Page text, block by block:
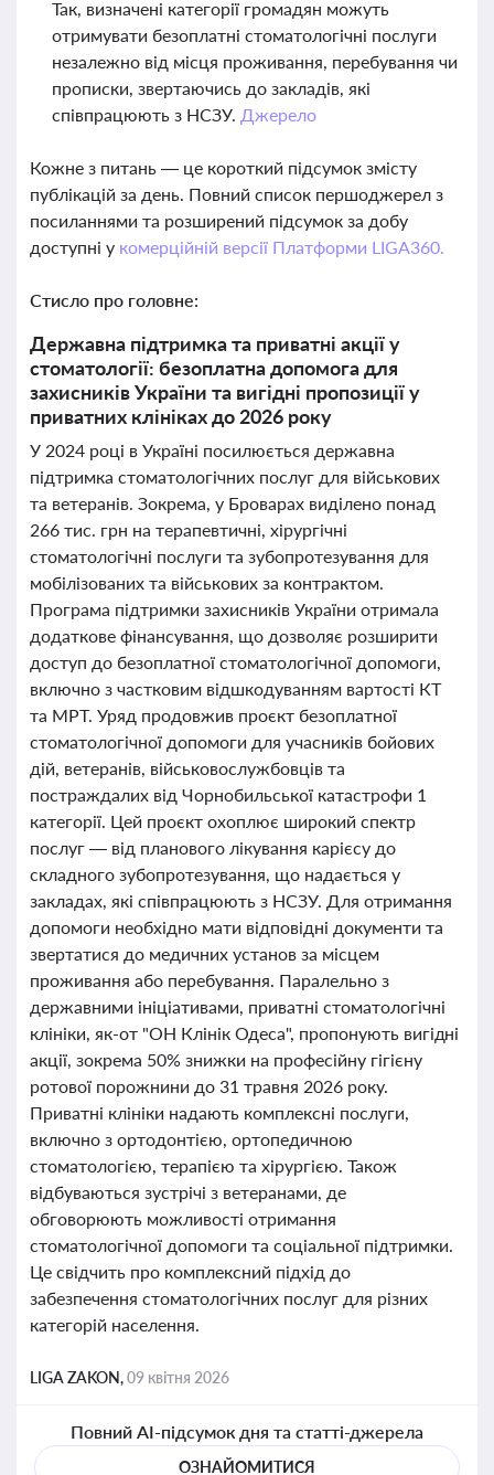
Так, визначені категорії громадян можуть
отримувати безоплатні стоматологічні послуги
незалежно від місця проживання, перебування чи
прописки, звертаючись до закладів, які
співпрацюють з НСЗУ. Джерело
Кожне з питань — це короткий підсумок змісту
публікацій за день. Повний список першоджерел з
посиланнями та розширений підсумок за добу
доступні у комерційній версії Платформи LIGA360.
Стисло про головне:
Державна підтримка та приватні акції у
стоматології: безоплатна допомога для
захисників України та вигідні пропозиції у
приватних клініках до 2026 року
У 2024 році в Україні посилюється державна
підтримка стоматологічних послуг для військових
та ветеранів. Зокрема, у Броварах виділено понад
266 тис. грн на терапевтичні, хірургічні
стоматологічні послуги та зубопротезування для
мобілізованих та військових за контрактом.
Програма підтримки захисників України отримала
додаткове фінансування, що дозволяє розширити
доступ до безоплатної стоматологічної допомоги,
включно з частковим відшкодуванням вартості КТ
та МРТ. Уряд продовжив проєкт безоплатної
стоматологічної допомоги для учасників бойових
дій, ветеранів, військовослужбовців та
постраждалих від Чорнобильської катастрофи 1
категорії. Цей проєкт охоплює широкий спектр
послуг — від планового лікування карієсу до
складного зубопротезування, що надається у
закладах, які співпрацюють з НСЗУ. Для отримання
допомоги необхідно мати відповідні документи та
звертатися до медичних установ за місцем
проживання або перебування. Паралельно з
державними ініціативами, приватні стоматологічні
клініки, як-от "ОН Клінік Одеса", пропонують вигідні
акції, зокрема 50% знижки на професійну гігієну
ротової порожнини до 31 травня 2026 року.
Приватні клініки надають комплексні послуги,
включно з ортодонтією, ортопедичною
стоматологією, терапією та хірургією. Також
відбуваються зустрічі з ветеранами, де
обговорюють можливості отримання
стоматологічної допомоги та соціальної підтримки.
Це свідчить про комплексний підхід до
забезпечення стоматологічних послуг для різних
категорій населення.
LIGA ZAKON,09 квітня 2026
Повний AI-підсумок дня та статті-джерела
ОЗНАЙОМИТИСЯ